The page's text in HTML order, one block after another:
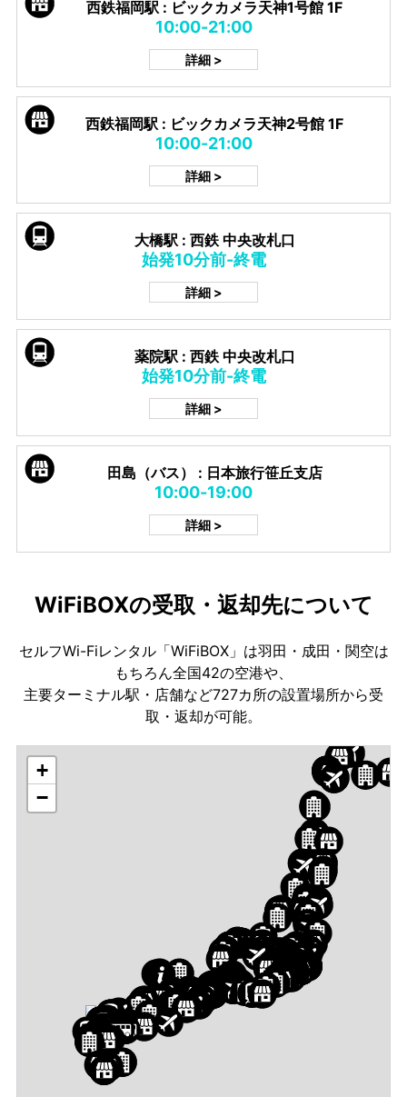
西鉄福岡駅 : ビックカメラ天神1号館 1F
10:00-21:00
詳細 >
西鉄福岡駅 : ビックカメラ天神2号館 1F
10:00-21:00
詳細 >
大橋駅 : 西鉄 中央改札口
始発10分前-終電
詳細 >
薬院駅 : 西鉄 中央改札口
始発10分前-終電
詳細 >
田島（バス） : 日本旅行笹丘支店
10:00-19:00
詳細 >
WiFiBOXの受取・返却先について
セルフWi-Fiレンタル「WiFiBOX」は羽田・成田・関空は
もちろん全国42の空港や、
主要ターミナル駅・店舗など727カ所の設置場所から受
取・返却が可能。
+
−